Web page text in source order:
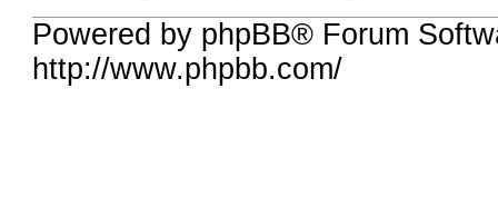
Powered by phpBB® Forum
http://www.phpbb.com/